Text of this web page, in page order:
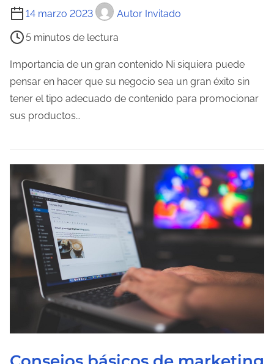
a
d
a
14 marzo 2023 Autor Invitado
T
e
m
p
o
d
e
c
t
r
a
e
5 minutos de lectura
Importancia de un gran contenido Ni siquiera puede
pensar en hacer que su negocio sea un gran éxito sin
tener el tipo adecuado de contenido para promocionar
sus productos…